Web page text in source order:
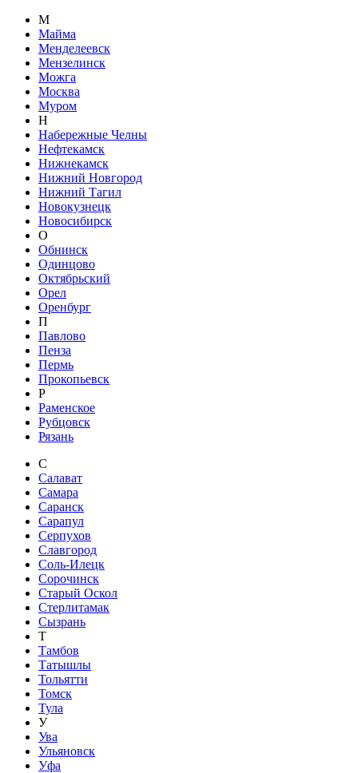
М
Майма
Менделеевск
Мензелинск
Можга
Москва
Муром
Н
Набережные Челны
Нефтекамск
Нижнекамск
Нижний Новгород
Нижний Тагил
Новокузнецк
Новосибирск
О
Обнинск
Одинцово
Октябрьский
Орел
Оренбург
П
Павлово
Пенза
Пермь
Прокопьевск
Р
Раменское
Рубцовск
Рязань
С
Салават
Самара
Саранск
Сарапул
Серпухов
Славгород
Соль-Илецк
Сорочинск
Старый Оскол
Стерлитамак
Сызрань
Т
Тамбов
Татышлы
Тольятти
Томск
Тула
У
Ува
Ульяновск
Уфа